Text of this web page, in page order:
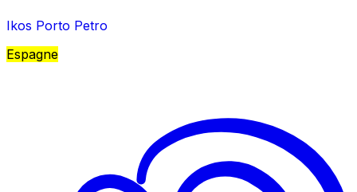
Ikos Porto Petro
Espagne